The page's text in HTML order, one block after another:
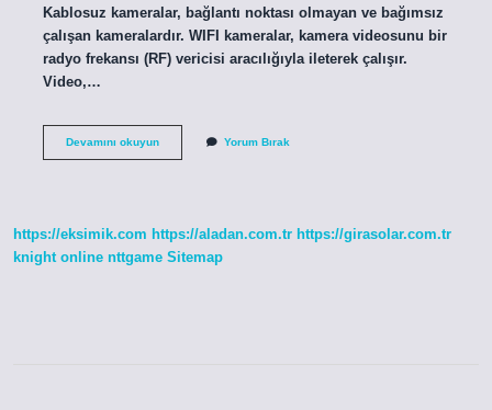
Kablosuz kameralar, bağlantı noktası olmayan ve bağımsız
çalışan kameralardır. WIFI kameralar, kamera videosunu bir
radyo frekansı (RF) vericisi aracılığıyla ileterek çalışır.
Video,…
Devamını okuyunKablosuz
Yorum Bırak
https://eksimik.com https://aladan.com.tr https://girasolar.com.tr
knight online nttgame Sitemap